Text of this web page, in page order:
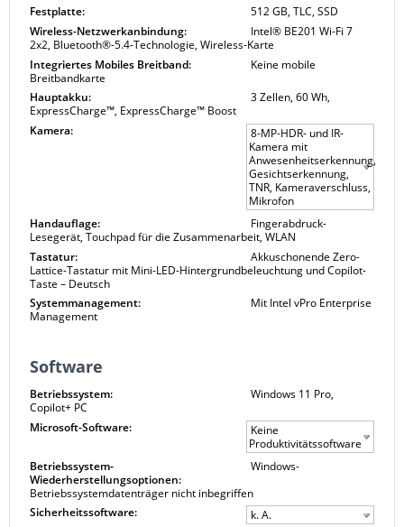
Festplatte:
512 GB, TLC, SSD
Wireless-Netzwerkanbindung:
Intel® BE201 Wi-Fi 7
2x2, Bluetooth®-5.4-Technologie, Wireless-Karte
Integriertes Mobiles Breitband:
Keine mobile
Breitbandkarte
Hauptakku:
3 Zellen, 60 Wh,
ExpressCharge™, ExpressCharge™ Boost
Kamera:
8-MP-HDR- und IR-
Kamera mit
Anwesenheitserkennung,
Gesichtserkennung,
TNR, Kameraverschluss,
Mikrofon
Handauflage:
Fingerabdruck-
Lesegerät, Touchpad für die Zusammenarbeit, WLAN
Tastatur:
Akkuschonende Zero-
Lattice-Tastatur mit Mini-LED-Hintergrundbeleuchtung und Copilot-
Taste – Deutsch
Systemmanagement:
Mit Intel vPro Enterprise
Management
Software
Betriebssystem:
Windows 11 Pro,
Copilot+ PC
Microsoft-Software:
Keine
Produktivitätssoftware
Betriebssystem-
Wiederherstellungsoptionen:
Windows-
Betriebssystemdatenträger nicht inbegriffen
Sicherheitssoftware:
k. A.